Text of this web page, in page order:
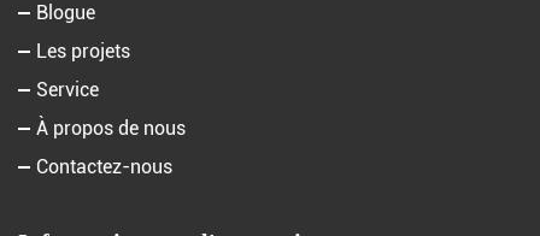
Blogue
Les projets
Service
À propos de nous
Contactez-nous